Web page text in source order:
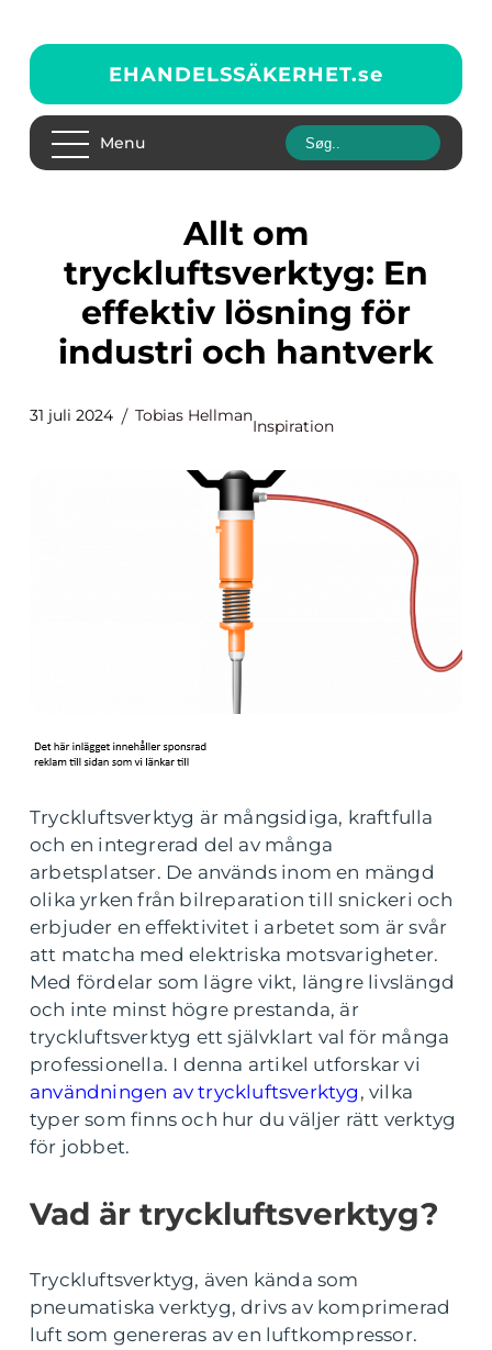
EHANDELSSÄKERHET.se
Menu
Allt om
tryckluftsverktyg: En
effektiv lösning för
industri och hantverk
31 juli 2024 Tobias Hellman
Inspiration
Tryckluftsverktyg är mångsidiga, kraftfulla
och en integrerad del av många
arbetsplatser. De används inom en mängd
olika yrken från bilreparation till snickeri och
erbjuder en effektivitet i arbetet som är svår
att matcha med elektriska motsvarigheter.
Med fördelar som lägre vikt, längre livslängd
och inte minst högre prestanda, är
tryckluftsverktyg ett självklart val för många
professionella. I denna artikel utforskar vi
användningen av tryckluftsverktyg , vilka
typer som finns och hur du väljer rätt verktyg
för jobbet.
Vad är tryckluftsverktyg?
Tryckluftsverktyg, även kända som
pneumatiska verktyg, drivs av komprimerad
luft som genereras av en luftkompressor.